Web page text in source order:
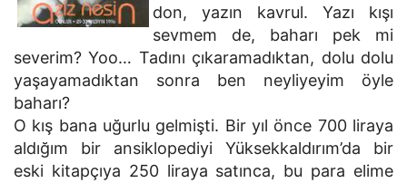
don, yazın kavrul. Yazı kışı
sevmem de, baharı pek mi
severim? Yoo… Tadını çıkaramadıktan, dolu dolu
yaşayamadıktan sonra ben neyliyeyim öyle
baharı?
O kış bana uğurlu gelmişti. Bir yıl önce 700 liraya
aldığım bir ansiklopediyi Yüksekkaldırım’da bir
eski kitapçıya 250 liraya satınca, bu para elime